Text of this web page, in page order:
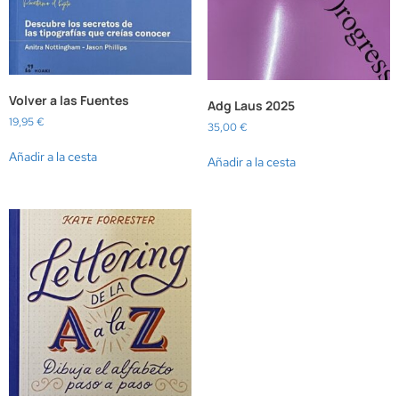
Volver a las Fuentes
19,95€
Añadir a la cesta
Adg Laus 2025
35,00€
Añadir a la cesta